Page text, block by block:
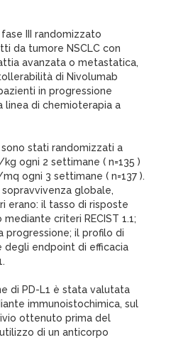
III randomizzato
da tumore NSCLC con
avanzata o metastatica,
di Nivolumab
in progressione
linea di chemioterapia a
stati randomizzati a
ogni 2 settimane ( n=135 )
ogni 3 settimane ( n=137 ).
sopravvivenza globale,
erano: il tasso di risposte
criteri RECIST 1.1;
progressione; il profilo di
degli endpoint di efficacia
di PD-L1 è stata valutata
immunoistochimica, sul
ottenuto prima del
di un anticorpo